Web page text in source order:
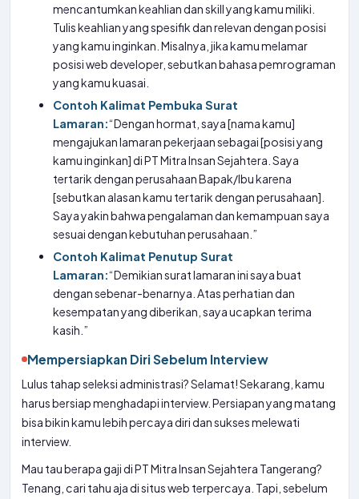
mencantumkan keahlian dan skill yang kamu miliki.
Tulis keahlian yang spesifik dan relevan dengan posisi
yang kamu inginkan. Misalnya, jika kamu melamar
posisi web developer, sebutkan bahasa pemrograman
yang kamu kuasai.
Contoh Kalimat Pembuka Surat
Lamaran:“Dengan hormat, saya [nama kamu]
mengajukan lamaran pekerjaan sebagai [posisi yang
kamu inginkan] di PT Mitra Insan Sejahtera. Saya
tertarik dengan perusahaan Bapak/Ibu karena
[sebutkan alasan kamu tertarik dengan perusahaan].
Saya yakin bahwa pengalaman dan kemampuan saya
sesuai dengan kebutuhan perusahaan.”
Contoh Kalimat Penutup Surat
Lamaran:“Demikian surat lamaran ini saya buat
dengan sebenar-benarnya. Atas perhatian dan
kesempatan yang diberikan, saya ucapkan terima
kasih.”
Mempersiapkan Diri Sebelum Interview
Lulus tahap seleksi administrasi? Selamat! Sekarang, kamu
harus bersiap menghadapi interview. Persiapan yang matang
bisa bikin kamu lebih percaya diri dan sukses melewati
interview.
Mau tau berapa gaji di PT Mitra Insan Sejahtera Tangerang?
Tenang, cari tahu aja di situs web terpercaya. Tapi, sebelum